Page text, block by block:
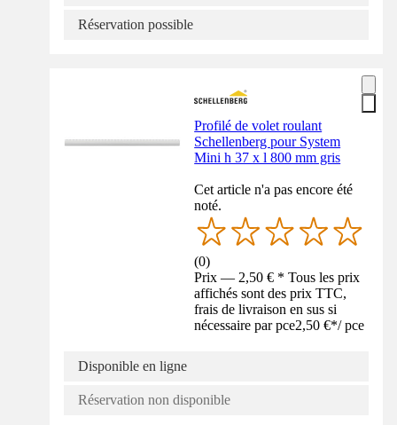
Réservation possible
Profilé de volet roulant
Schellenberg pour System
Mini h 37 x l 800 mm gris
Cet article n'a pas encore été
noté.
(0)
Prix — 2,50 € * Tous les prix
affichés sont des prix TTC,
frais de livraison en sus si
nécessaire par pce2,50 €*/ pce
Disponible en ligne
Réservation non disponible